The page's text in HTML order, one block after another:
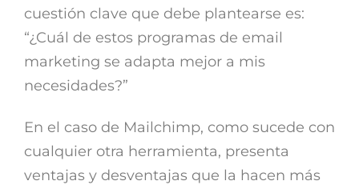
cuestión clave que debe plantearse es:
“¿Cuál de estos programas de email
marketing se adapta mejor a mis
necesidades?”
En el caso de Mailchimp, como sucede con
cualquier otra herramienta, presenta
ventajas y desventajas que la hacen más